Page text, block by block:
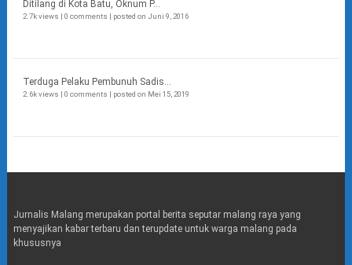
Ditilang di Kota Batu, Oknum P...
2.7k views 0 comments posted on Juni 9, 2016
Terduga Pelaku Pembunuh Sadis...
2.6k views 0 comments posted on Mei 15, 2019
Jurnalis Malang merupakan portal berita seputar malang raya yang
menyajikan kabar terbaru dan terupdate untuk warga malang pada
khususnya